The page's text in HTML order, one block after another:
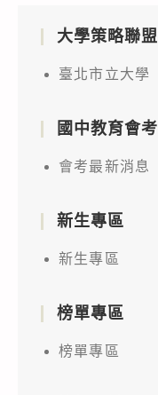
大學策略聯
臺北市立大學
國中教育會
會考最新消息
新生專區
新生專區
榜單專區
榜單專區